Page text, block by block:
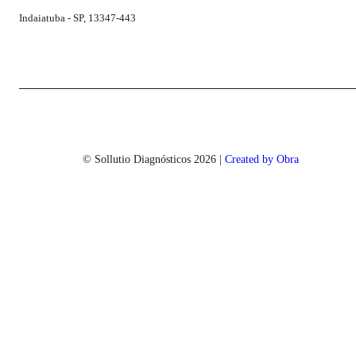
Indaiatuba - SP, 13347-443
© Sollutio Diagnósticos 2026 | Created by Obra